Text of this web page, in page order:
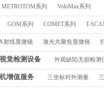
METROTOM系列 VoluMax系列
GOM系列 COMET系列 T-
射线显微镜 激光共聚焦显微镜
觉检测设备 外观缺陷无损检测
增值服务 三坐标对外测量